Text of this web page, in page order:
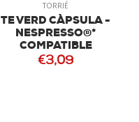
TORRIÉ
TE VERD CÀPSULA -
NESPRESSO®*
COMPATIBLE
€3,09